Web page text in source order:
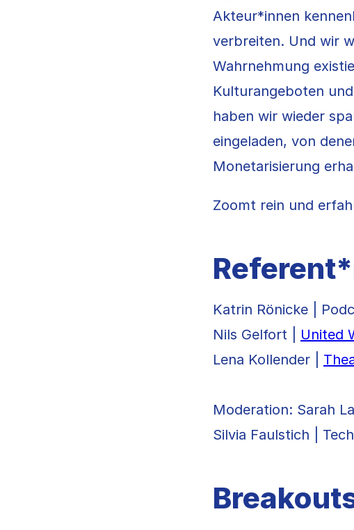
Akteur*innen
verbreiten. Und wir
Wahrnehmung
Kulturangeboten
haben wir wieder
eingeladen, von
Monetarisierung
Zoomt rein und
Katrin Rönicke |
Nils Gelfort | United
Lena Kollender |
Moderation: Sarah
Silvia Faulstich |